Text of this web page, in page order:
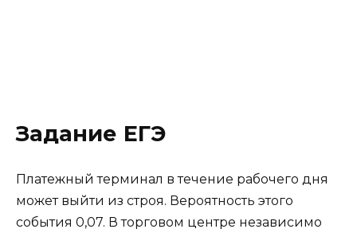
Задание ЕГЭ
Платежный терминал в течение рабочего дня
может выйти из строя. Вероятность этого
события 0,07. В торговом центре независимо